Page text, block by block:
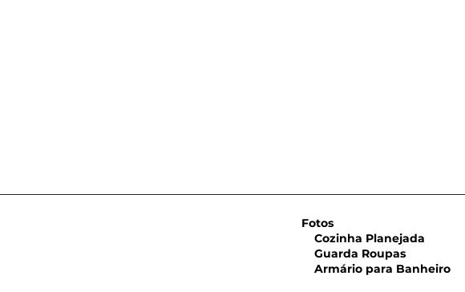
Fotos
Cozinha Planejada
Guarda Roupas
Armário para Banheiro